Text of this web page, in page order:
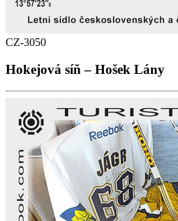
CZ-3050
Hokejová síň – Hošek Lány